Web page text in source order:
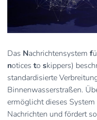
Das Nachrichtensystem f
notices to skippers)
standardisierte
Binnenwasserstraßen.
ermöglicht dieses
Nachrichten und fördert